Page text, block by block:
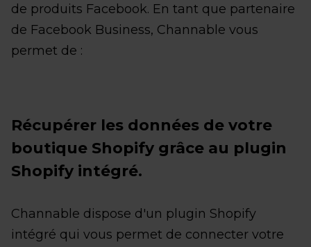
de produits Facebook. En tant que partenaire
de Facebook Business, Channable vous
permet de :
Récupérer les données de votre
boutique Shopify grâce au plugin
Shopify intégré.
Channable dispose d'un plugin Shopify
intégré qui vous permet de connecter votre